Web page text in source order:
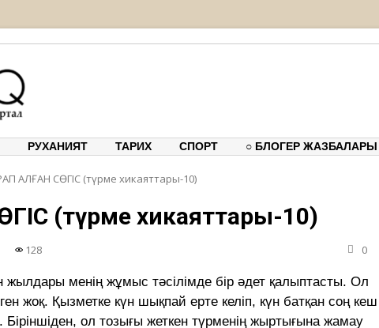
РУХАНИЯТ ТАРИХ СПОРТ ○ БЛОГЕР ЖАЗБАЛАРЫ
АЛҒАН СӨГІС (түрме хикаяттары-10)
(түрме хикаяттары-10)
128 0
менің жұмыс тәсілімде бір әдет қалыптасты. Ол
жоқ. Қызметке күн шықпай ерте келіп, күн батқан соң кеш
ол тозығы жеткен түрменің жыртығына жамау